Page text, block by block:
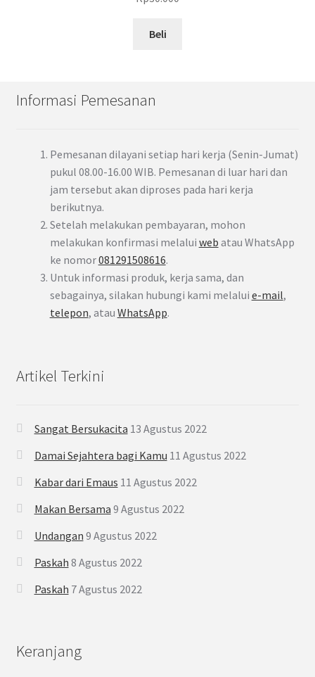
Beli
Informasi Pemesanan
Pemesanan dilayani setiap hari kerja (Senin-Jumat)
pukul 08.00-16.00 WIB. Pemesanan di luar hari dan
jam tersebut akan diproses pada hari kerja
berikutnya.
Setelah melakukan pembayaran, mohon
melakukan konfirmasi melalui web atau WhatsApp
ke nomor081291508616.
Untuk informasi produk, kerja sama, dan
sebagainya, silakan hubungi kami melalui e-mail,
telepon, atau WhatsApp.
Artikel Terkini
Sangat Bersukacita 13 Agustus 2022
Damai Sejahtera bagi Kamu 11 Agustus 2022
Kabar dari Emaus 11 Agustus 2022
Makan Bersama 9 Agustus 2022
Undangan 9 Agustus 2022
Paskah 8 Agustus 2022
Paskah 7 Agustus 2022
Keranjang